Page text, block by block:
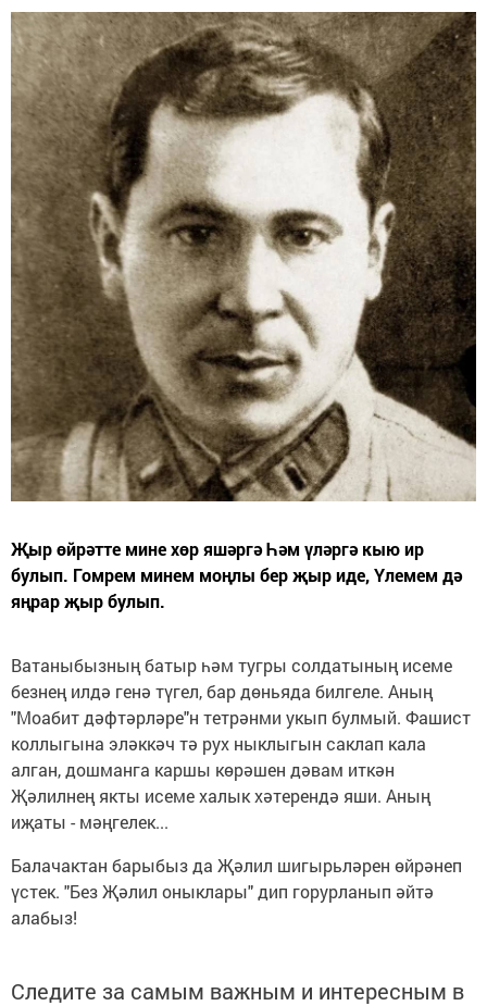
Җыр өйрәтте мине хөр яшәргә Һәм үләргә кыю ир
булып. Гомрем минем моңлы бер җыр иде, Үлемем дә
яңрар җыр булып.
Ватаныбызның батыр һәм тугры солдатының исеме
безнең илдә генә түгел, бар дөньяда билгеле. Аның
"Моабит дәфтәрләре"н тетрәнми укып булмый. Фашист
коллыгына эләккәч тә рух ныклыгын саклап кала
алган, дошманга каршы көрәшен дәвам иткән
Җәлилнең якты исеме халык хәтерендә яши. Аның
иҗаты - мәңгелек...
Балачактан барыбыз да Җәлил шигырьләрен өйрәнеп
үстек. "Без Җәлил оныклары" дип горурланып әйтә
алабыз!
Следите за самым важным и интересным в